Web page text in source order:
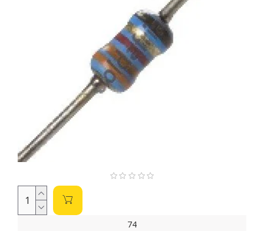
A vasta gama de produtos da Fenghua inclui:
Líder na produção de capacitores
cerâmicos multicamadas (MLCCs), capacitores
eletrolíticos de alumínio (SMD e radiais) e capacitores
de tântalo, essenciais para filtragem, acoplamento e
desacoplamento de circuitos.
Resistores:Uma linha completa de resistores de chip
(SMD), resistores de filme espesso e fino, redes de
resistores e resistores de fio enrolado.
Indutores:
cruciais para filtragem, armazenamento de energia e
aplicações de RF.
Componentes de Proteção:
termistores NTC, que oferecem proteção contra picos
de tensão e controle de temperatura.
74